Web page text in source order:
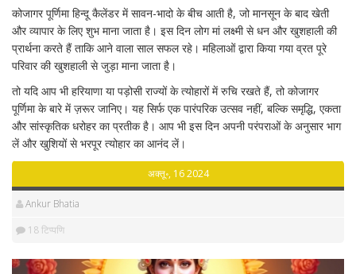
कोजागर पूर्णिमा हिन्दू कैलेंडर में सावन-भादो के बीच आती है, जो मानसून के बाद खेती
और व्यापार के लिए शुभ माना जाता है। इस दिन लोग मां लक्ष्मी से धन और खुशहाली की
प्रार्थना करते हैं ताकि आने वाला साल सफल रहे। महिलाओं द्वारा किया गया व्रत पूरे
परिवार की खुशहाली से जुड़ा माना जाता है।
तो यदि आप भी हरियाणा या पड़ोसी राज्यों के त्योहारों में रुचि रखते हैं, तो कोजागर
पूर्णिमा के बारे में ज़रूर जानिए। यह सिर्फ एक पारंपरिक उत्सव नहीं, बल्कि समृद्धि, एकता
और सांस्कृतिक धरोहर का प्रतीक है। आप भी इस दिन अपनी परंपराओं के अनुसार भाग
लें और खुशियों से भरपूर त्योहार का आनंद लें।
अक्तू॰, 16 2024
Ankur Bhatia
18 टिप्पणि